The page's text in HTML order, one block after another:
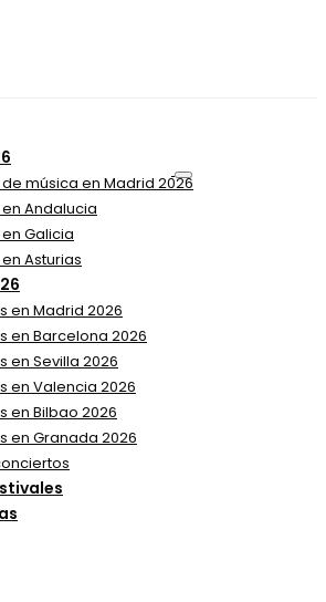
música en Madrid 2026
Andalucia
Galicia
Asturias
en Madrid 2026
en Barcelona 2026
en Sevilla 2026
en Valencia 2026
en Bilbao 2026
en Granada 2026